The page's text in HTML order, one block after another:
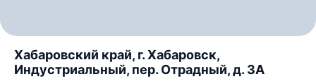
Хабаровский край, г. Хабаровск,
Индустриальный, пер. Отрадный, д. 3А